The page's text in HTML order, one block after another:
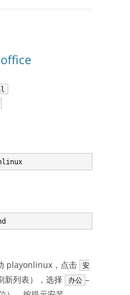
playonlinux，点击
安
新列表），选择 办公 –